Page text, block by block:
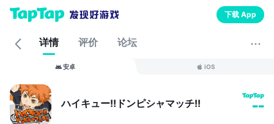
下载 App
详情 评价 论坛
安卓 iOS
ハイキュー!!ドンピシャマッチ!! --